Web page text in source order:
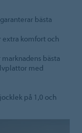
bästa
komfort och
bästa
med
på 1,0 och